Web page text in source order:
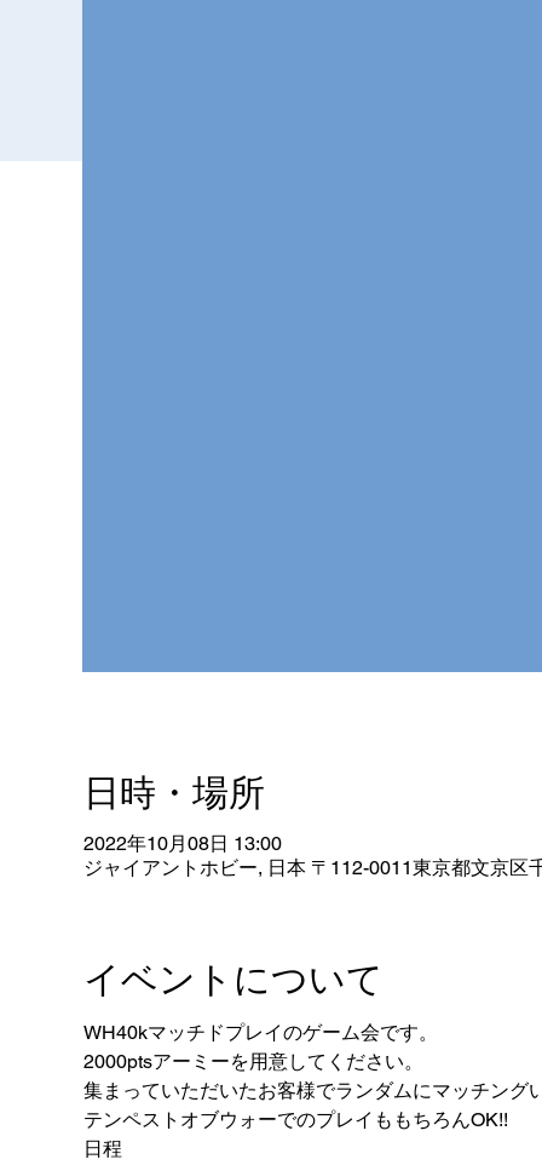
日時・場所
2022年10月08日 13:00
ジャイアントホビー, 日本 〒112-0011東京都文京区
イベントについて
WH40kマッチドプレイのゲーム会です。
2000ptsアーミーを用意してください。
集まっていただいたお客様でランダムにマッチング
テンペストオブウォーでのプレイももちろんOK!!
日程